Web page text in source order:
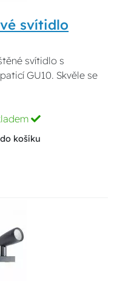
svítidlo
svítidlo s
GU10. Skvěle se
košíku